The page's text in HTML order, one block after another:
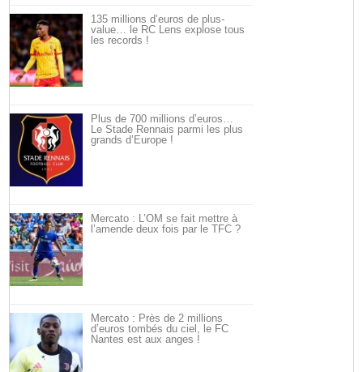
135 millions d’euros de plus-
value… le RC Lens explose tous
les records !
Plus de 700 millions d’euros…
Le Stade Rennais parmi les plus
grands d’Europe !
Mercato : L’OM se fait mettre à
l’amende deux fois par le TFC ?
Mercato : Près de 2 millions
d’euros tombés du ciel, le FC
Nantes est aux anges !